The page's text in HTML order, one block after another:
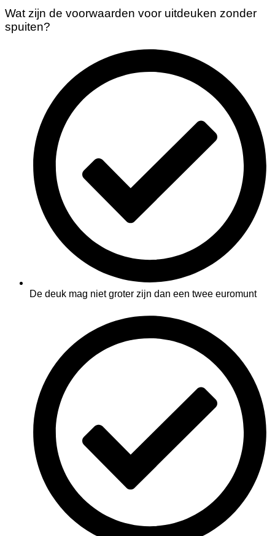
Wat zijn de voorwaarden voor uitdeuken zonder
spuiten?
De deuk mag niet groter zijn dan een twee euromunt